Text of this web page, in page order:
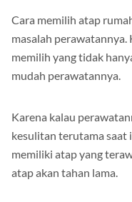
Cara memilih atap
masalah
memilih yang tidak
mudah perawatannya.
Karena kalau
kesulitan terutama saat
memiliki atap yang
atap akan tahan lama.